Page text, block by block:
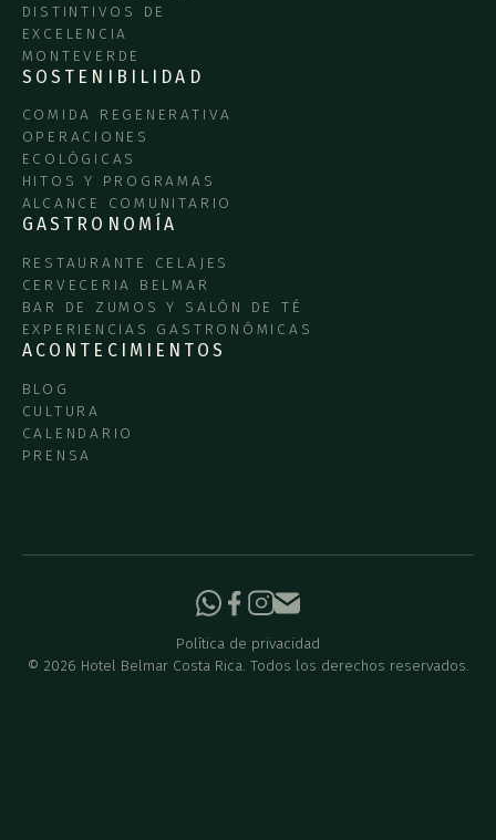
DISTINTIVOS DE
EXCELENCIA
MONTEVERDE
SOSTENIBILIDAD
COMIDA REGENERATIVA
OPERACIONES
ECOLÓGICAS
HITOS Y PROGRAMAS
ALCANCE COMUNITARIO
GASTRONOMÍA
RESTAURANTE CELAJES
CERVECERIA BELMAR
BAR DE ZUMOS Y SALÓN DE TÉ
EXPERIENCIAS GASTRONÓMICAS
ACONTECIMIENTOS
BLOG
CULTURA
CALENDARIO
PRENSA
© 2026 Hotel Belmar Costa Rica. Todos los derechos reservados.
Política de privacidad